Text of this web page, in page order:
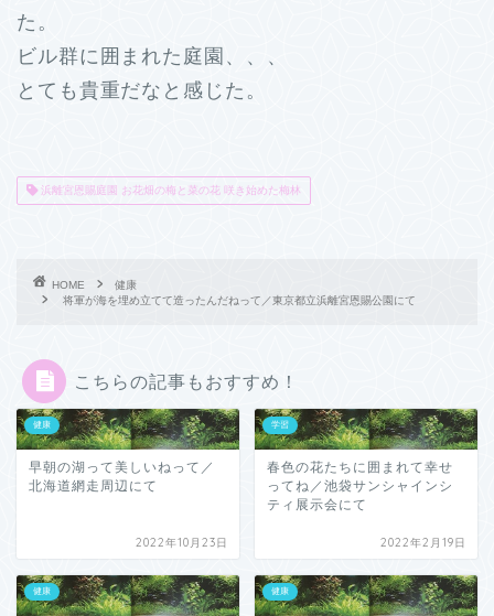
た。
ビル群に囲まれた庭園、、、
とても貴重だなと感じた。
浜離宮恩賜庭園 お花畑の梅と菜の花 咲き始めた梅林
HOME
健康
将軍が海を埋め立てて造ったんだねって／東京都立浜離宮恩賜公園にて
こちらの記事もおすすめ！
健康
早朝の湖って美しいねって／
北海道網走周辺にて
2022年10月23日
学習
春色の花たちに囲まれて幸せ
ってね／池袋サンシャインシ
ティ展示会にて
2022年2月19日
健康 健康